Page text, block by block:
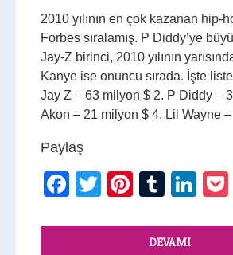
2010 yılının en çok kazanan hip-
Forbes sıralamış. P Diddy’ye
Jay-Z birinci, 2010 yılının
Kanye ise onuncu sırada. İşte
Jay Z – 63 milyon $ 2. P Diddy –
Akon – 21 milyon $ 4. Lil Wayne
Paylaş
Facebook
TwitterPinterest
Tumblr
DEVAMI